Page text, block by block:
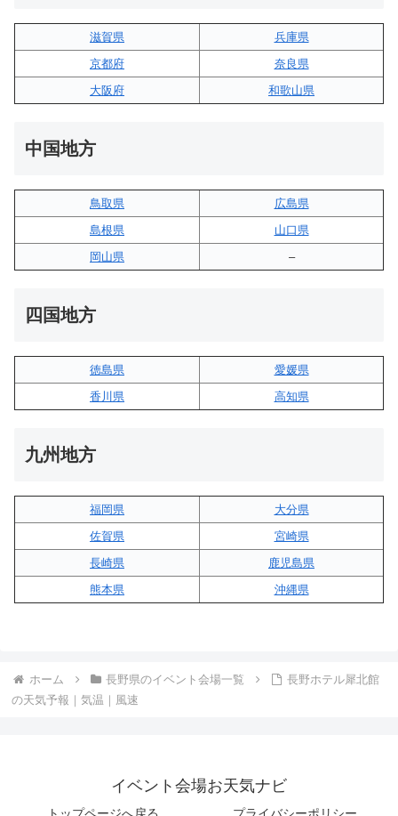
滋賀県
兵庫県
京都府
奈良県
大阪府
和歌山県
中国地方
鳥取県
広島県
島根県
山口県
岡山県
–
四国地方
徳島県
愛媛県
香川県
高知県
九州地方
福岡県
大分県
佐賀県
宮崎県
長崎県
鹿児島県
熊本県
沖縄県
ホーム 長野県のイベント会場一覧
長野ホテル犀北館
の天気予報｜気温｜風速
イベント会場お天気ナビ
トップページへ戻る プライバシーポリシー